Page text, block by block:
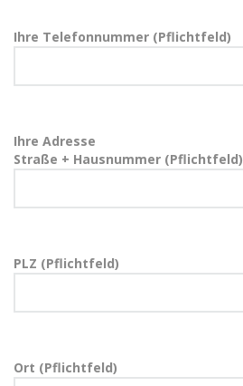
Ihre Telefonnummer (Pflichtfeld)
Ihre Adresse
Straße + Hausnummer (Pflichtfeld)
PLZ (Pflichtfeld)
Ort (Pflichtfeld)